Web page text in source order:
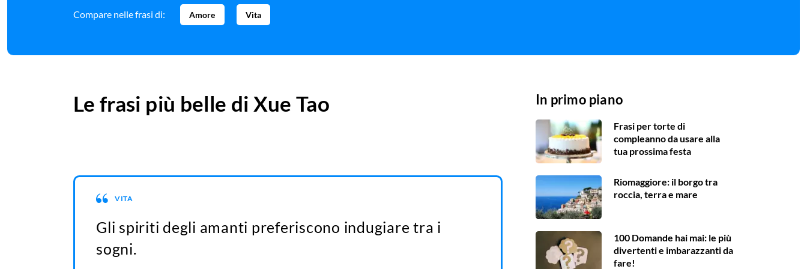
Compare nelle frasi di: Amore Vita
Le frasi più belle di Xue Tao
VITA
Gli spiriti degli amanti preferiscono indugiare tra i
sogni.
In primo piano
Frasi per torte di
compleanno da usare alla
tua prossima festa
Riomaggiore: il borgo tra
roccia, terra e mare
100 Domande hai mai: le più
divertenti e imbarazzanti da
fare!